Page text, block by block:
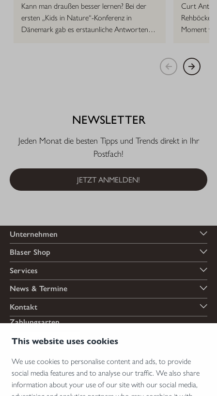
This website uses cookies
We use cookies to personalise content and ads, to provide
social media features and to analyse our traffic. We also share
information about your use of our site with our social media,
Kann man draußen besser lernen? Bei der
ersten „Kids in Nature“-Konferenz in
Dänemark gab es erstaunliche Antworten
Curt Anton
Rehböcke,
Moment
NEWSLETTER
Jeden Monat die besten Tipps und Trends direkt in Ihr
Postfach!
JETZT ANMELDEN!
Unternehmen
Blaser Shop
Services
News & Termine
Kontakt
Zahlungsarten
Versandarten